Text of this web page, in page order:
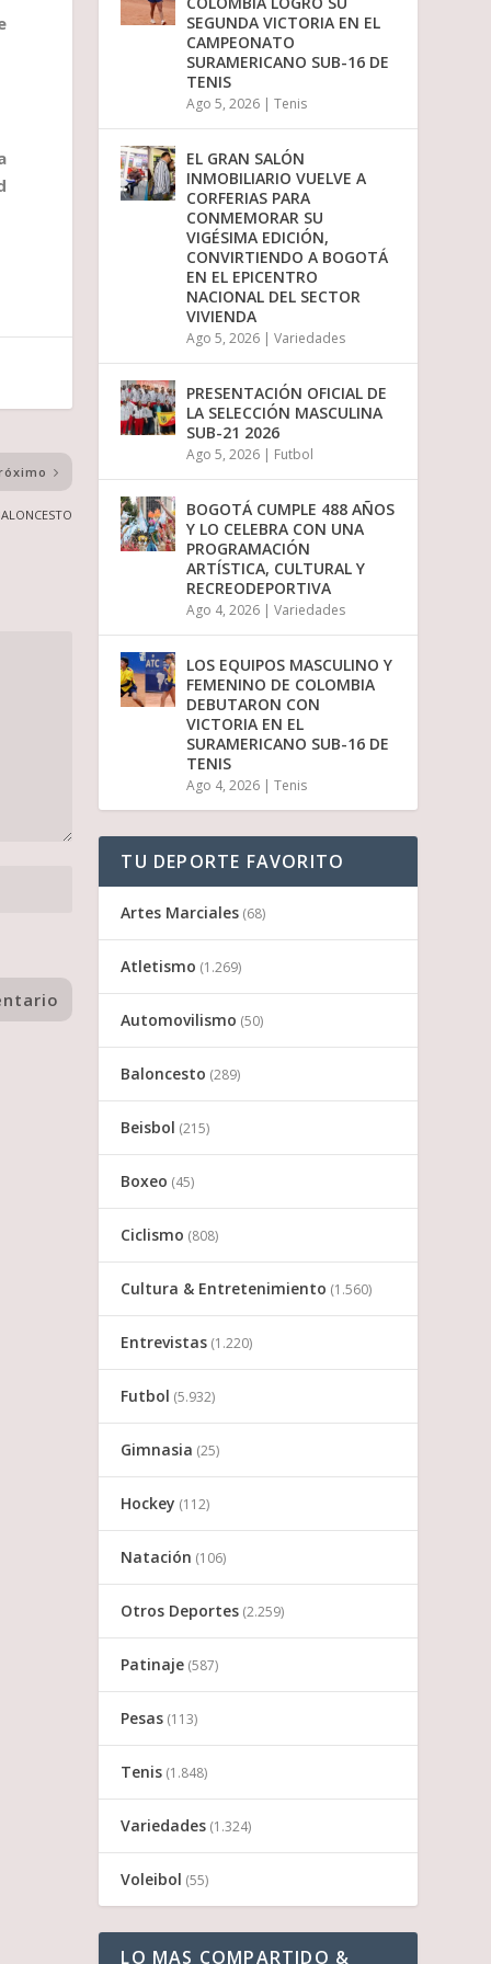
SEGUNDA VICTORIA EN EL
CAMPEONATO
SURAMERICANO SUB-16 DE
TENIS
Ago 5, 2026 |Tenis
EL GRAN SALÓN
INMOBILIARIO VUELVE A
CORFERIAS PARA
CONMEMORAR SU
VIGÉSIMA EDICIÓN,
CONVIRTIENDO A BOGOTÁ
EN EL EPICENTRO
NACIONAL DEL SECTOR
VIVIENDA
Ago 5, 2026 |Variedades
PRESENTACIÓN OFICIAL DE
LA SELECCIÓN MASCULINA
SUB-21 2026
Ago 5, 2026 | Futbol
BOGOTÁ CUMPLE 488 AÑOS
Y LO CELEBRA CON UNA
PROGRAMACIÓN
ARTÍSTICA, CULTURAL Y
RECREODEPORTIVA
Ago 4, 2026 |Variedades
LOS EQUIPOS MASCULINO Y
FEMENINO DE COLOMBIA
DEBUTARON CON
VICTORIA EN EL
SURAMERICANO SUB-16 DE
TENIS
Ago 4, 2026 |Tenis
TU DEPORTE FAVORITO
Artes Marciales (68)
Atletismo (1.269)
Automovilismo (50)
Baloncesto (289)
Beisbol (215)
Boxeo (45)
Ciclismo (808)
Cultura & Entretenimiento (1.560)
Entrevistas (1.220)
Futbol (5.932)
Gimnasia (25)
Hockey (112)
Natación (106)
Otros Deportes (2.259)
Patinaje (587)
Pesas (113)
Tenis (1.848)
Variedades (1.324)
Voleibol (55)
LO MAS COMPARTIDO &